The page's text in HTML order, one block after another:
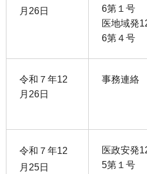
月26日
6第１号
医地域発
6第４号
令和７年12
月26日
事務連絡
令和７年12
月25日
医政安発
5第１号